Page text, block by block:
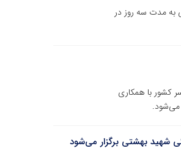
به مدت سه روز در
کشور با همکاری
می‌شود.
شهید بهشتی برگزار می‌شود